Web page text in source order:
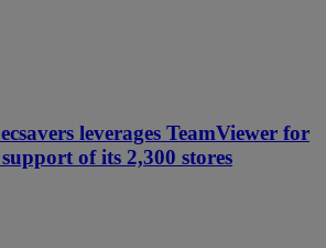
leverages TeamViewer for
of its 2,300 stores